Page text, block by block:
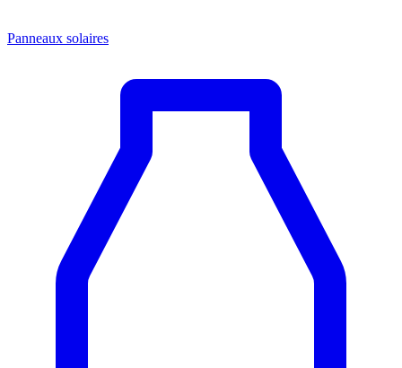
Panneaux solaires